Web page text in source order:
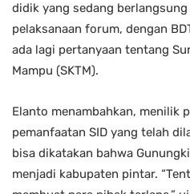
didik yang sedang
pelaksanaan forum, dengan
ada lagi pertanyaan tentang
Mampu (SKTM).
Elanto menambahkan, menilik
pemanfaatan SID yang telah
bisa dikatakan bahwa
menjadi kabupaten pintar.